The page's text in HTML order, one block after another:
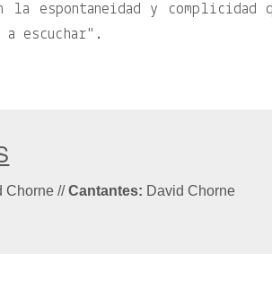
la espontaneidad y complicidad
a escuchar
.
Chorne// Cantantes: David Chorne